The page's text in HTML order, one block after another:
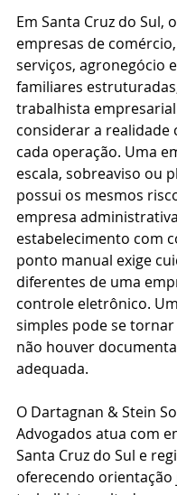
Em Santa Cruz do Sul,
empresas de
serviços, agronegócio
familiares
trabalhista
considerar a realidade
cada operação. Uma
escala, sobreaviso ou
possui os mesmos
empresa
estabelecimento com
ponto manual exige
diferentes de uma
controle eletrônico.
simples pode se
não houver
adequada.
O Dartagnan & Stein
Advogados atua com
Santa Cruz do Sul e
oferecendo orientação